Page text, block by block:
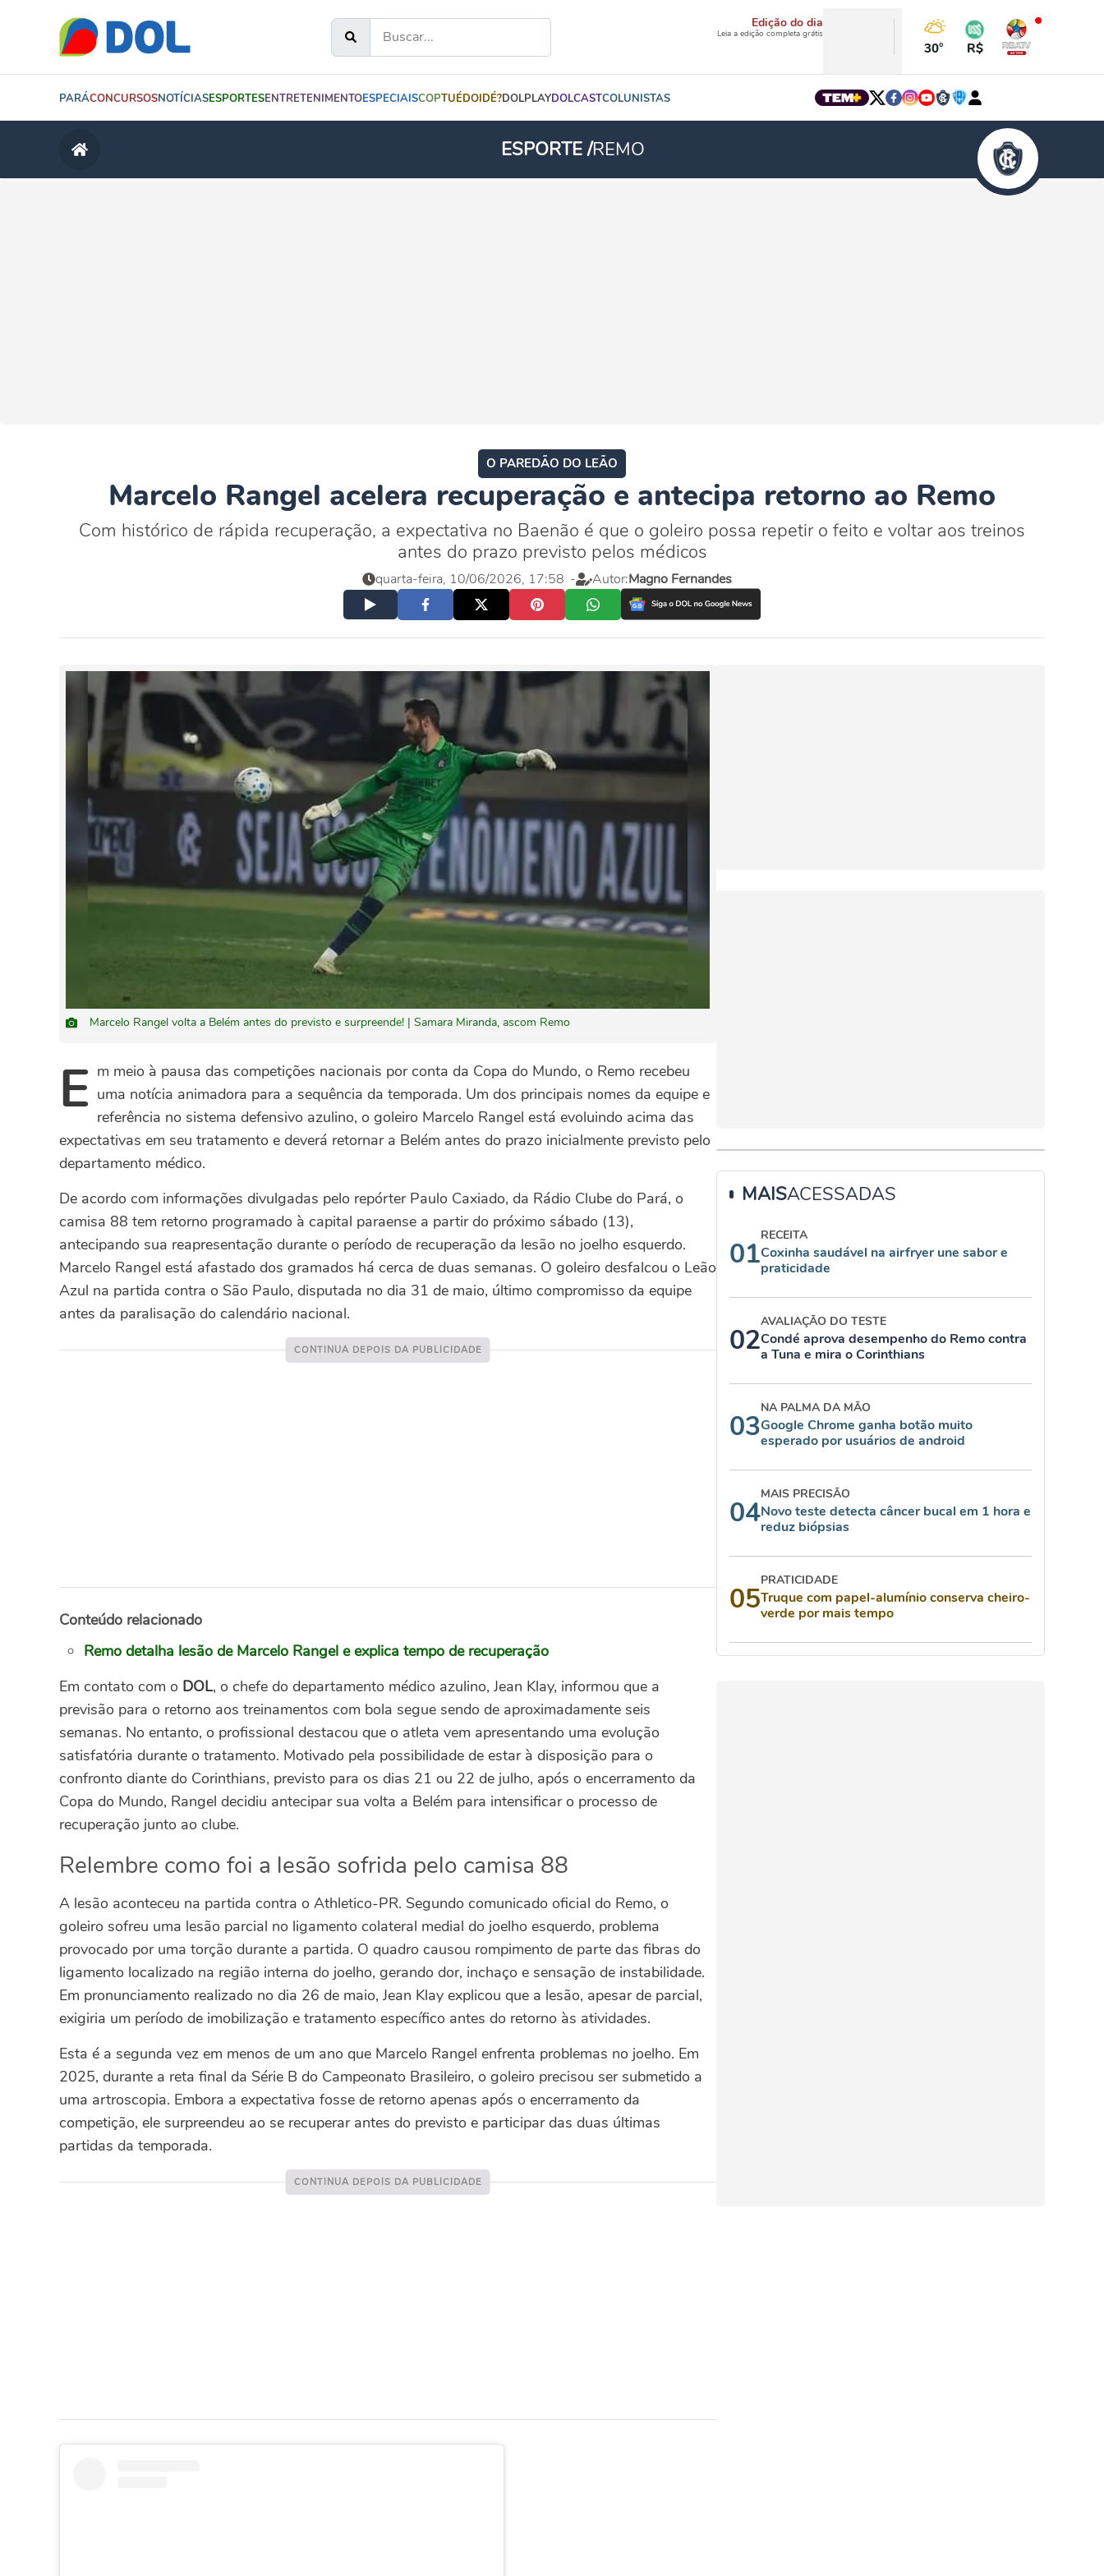
Edição do dia
Leia a edição completa grátis
30° R$
PARÁCONCURSOSNOTÍCIASESPORTESENTRETENIMENTOESPECIAISCOPTUÉDOIDÉ?DOLPLAYDOLCASTCOLUNISTAS
ESPORTE /REMO
O PAREDÃO DO LEÃO
Marcelo Rangel acelera recuperação e antecipa retorno ao Remo
Com histórico de rápida recuperação, a expectativa no Baenão é que o goleiro possa repetir o feito e voltar aos treinos
antes do prazo previsto pelos médicos
quarta-feira, 10/06/2026, 17:58 - Autor:Magno Fernandes
Marcelo Rangel volta a Belém antes do previsto e surpreende! | Samara Miranda, ascom Remo
E m meio à pausa das competições nacionais por conta da Copa do Mundo, o Remo recebeu
uma notícia animadora para a sequência da temporada. Um dos principais nomes da equipe e
referência no sistema defensivo azulino, o goleiro Marcelo Rangel está evoluindo acima das
expectativas em seu tratamento e deverá retornar a Belém antes do prazo inicialmente previsto pelo
departamento médico.
De acordo com informações divulgadas pelo repórter Paulo Caxiado, da Rádio Clube do Pará, o
camisa 88 tem retorno programado à capital paraense a partir do próximo sábado (13),
antecipando sua reapresentação durante o período de recuperação da lesão no joelho esquerdo.
Marcelo Rangel está afastado dos gramados há cerca de duas semanas. O goleiro desfalcou o Leão
Azul na partida contra o São Paulo, disputada no dia 31 de maio, último compromisso da equipe
antes da paralisação do calendário nacional.
Conteúdo relacionado
Remo detalha lesão de Marcelo Rangel e explica tempo de recuperação
Em contato com o DOL, o chefe do departamento médico azulino, Jean Klay, informou que a
previsão para o retorno aos treinamentos com bola segue sendo de aproximadamente seis
semanas. No entanto, o profissional destacou que o atleta vem apresentando uma evolução
satisfatória durante o tratamento. Motivado pela possibilidade de estar à disposição para o
confronto diante do Corinthians, previsto para os dias 21 ou 22 de julho, após o encerramento da
Copa do Mundo, Rangel decidiu antecipar sua volta a Belém para intensificar o processo de
recuperação junto ao clube.
Relembre como foi a lesão sofrida pelo camisa 88
A lesão aconteceu na partida contra o Athletico-PR. Segundo comunicado oficial do Remo, o
goleiro sofreu uma lesão parcial no ligamento colateral medial do joelho esquerdo, problema
provocado por uma torção durante a partida. O quadro causou rompimento de parte das fibras do
ligamento localizado na região interna do joelho, gerando dor, inchaço e sensação de instabilidade.
Em pronunciamento realizado no dia 26 de maio, Jean Klay explicou que a lesão, apesar de parcial,
exigiria um período de imobilização e tratamento específico antes do retorno às atividades.
Esta é a segunda vez em menos de um ano que Marcelo Rangel enfrenta problemas no joelho. Em
2025, durante a reta final da Série B do Campeonato Brasileiro, o goleiro precisou ser submetido a
uma artroscopia. Embora a expectativa fosse de retorno apenas após o encerramento da
competição, ele surpreendeu ao se recuperar antes do previsto e participar das duas últimas
partidas da temporada.
MAISACESSADAS
01
RECEITA
Coxinha saudável na airfryer une sabor e
praticidade
02
AVALIAÇÃO DO TESTE
Condé aprova desempenho do Remo contra
a Tuna e mira o Corinthians
03
NA PALMA DA MÃO
Google Chrome ganha botão muito
esperado por usuários de android
04
MAIS PRECISÃO
Novo teste detecta câncer bucal em 1 hora e
reduz biópsias
05
PRATICIDADE
Truque com papel-alumínio conserva cheiro-
verde por mais tempo